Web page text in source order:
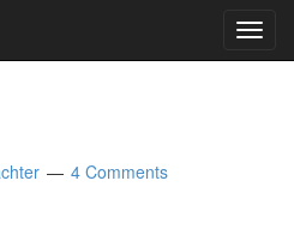
4 Comments